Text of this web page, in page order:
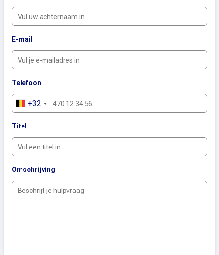
E-mail
Telefoon
+32
Titel
Omschrijving